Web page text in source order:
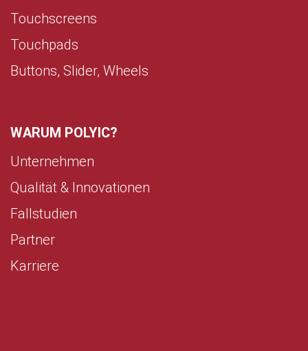
Touchscreens
Touchpads
Buttons, Slider, Wheels
WARUM POLYIC?
Unternehmen
Qualität & Innovationen
Fallstudien
Partner
Karriere